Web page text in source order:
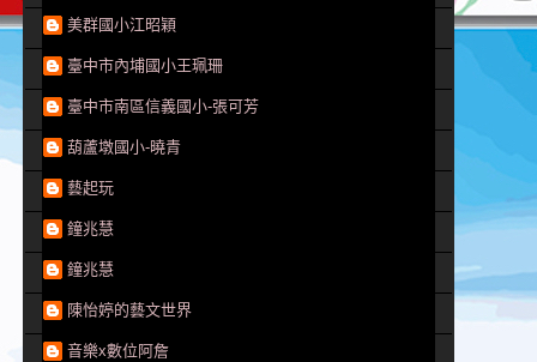
美群國小江昭穎
臺中市內埔國小王珮珊
臺中市南區信義國小-張可芳
葫蘆墩國小-曉青
藝起玩
鐘兆慧
鐘兆慧
陳怡婷的藝文世界
音樂x數位阿詹